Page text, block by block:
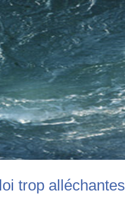
trop alléchantes